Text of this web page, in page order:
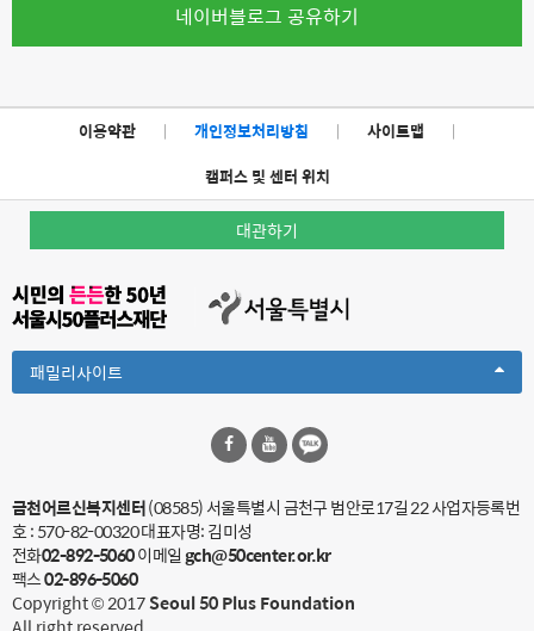
네이버블로그 공유하기
이용약관 | 개인정보처리방침 | 사이트맵
|
캠퍼스 및 센터 위치
대관하기
패밀리사이트Toggle
Dropdown
금천어르신복지센터(08585) 서울특별시 금천구 범안로17길 22사업자등록번
호 : 570-82-00320 대표자명: 김미성
전화02-892-5060이메일gch@50center.or.kr
팩스02-896-5060
Copyright © 2017Seoul 50 Plus Foundation
All right reserved.